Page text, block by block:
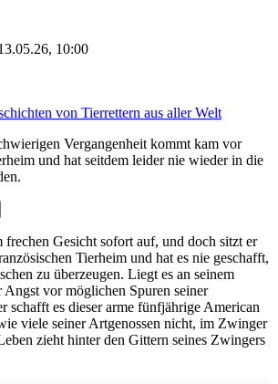
10:00
von Tierrettern aus aller Welt
Vergangenheit kommt kam vor
und hat seitdem leider nie wieder in die
Gesicht sofort auf, und doch sitzt er
Tierheim und hat es nie geschafft,
zu überzeugen. Liegt es an seinem
Angst vor möglichen Spuren seiner
schafft es dieser arme fünfjährige American
viele seiner Artgenossen nicht, im Zwinger
zieht hinter den Gittern seines Zwingers